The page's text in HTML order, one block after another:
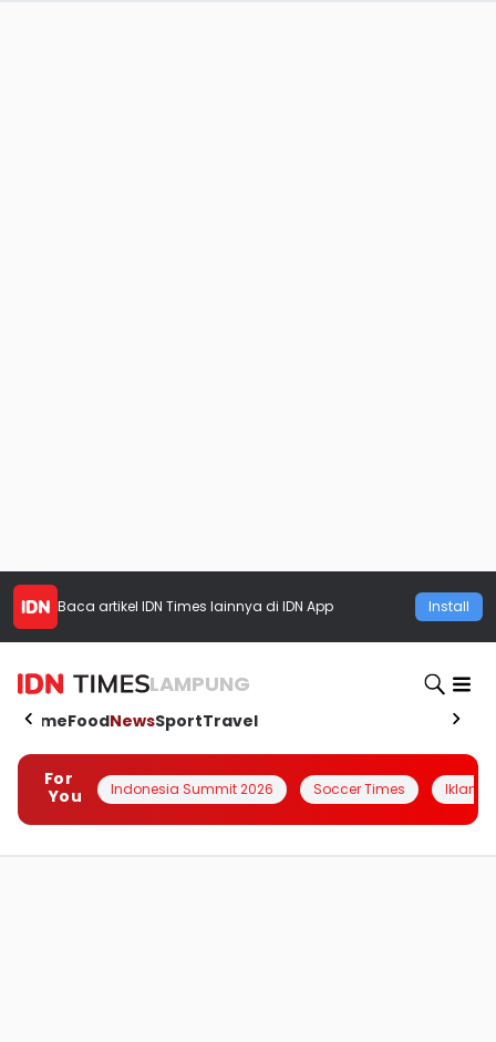
Baca artikel IDN Times lainnya di IDN App Install
LAMPUNG
HomeFoodNewsSportTravel
For
You
Indonesia Summit 2026 Soccer Times Iklanin